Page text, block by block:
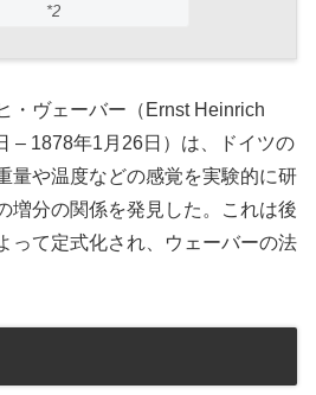
*2
・ヴェーバー（Ernst Heinrich
– 1878年1月26日）は、ドイツの
量や温度などの感覚を実験的に研
増分の関係を発見した。これは後
って定式化され、ウェーバーの法